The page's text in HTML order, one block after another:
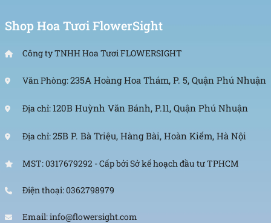
Shop Hoa Tươi FlowerSight
Công ty TNHH Hoa Tươi FLOWERSIGHT
Văn Phòng:235A Hoàng Hoa Thám, P. 5, Quận Phú Nhuận
Địa chỉ: 120B Huỳnh Văn Bánh, P.11, Quận Phú Nhuận
Địa chỉ:25B P. Bà Triệu, Hàng Bài, Hoàn Kiếm, Hà Nội
MST: 0317679292 - Cấp bởi Sở kế hoạch đầu tư TPHCM
Điện thoại: 0362798979
Email: info@flowersight.com